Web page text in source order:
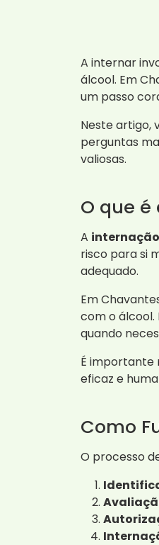
A internar
álcool. Em
um passo
Neste artigo,
perguntas
valiosas.
O que
A
risco para si
adequado.
Em
com o álcool.
quando
É importante
eficaz e
Como
O processo